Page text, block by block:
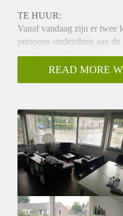
TE HUUR:
Vanaf vandaag zijn er twee
persoons studenthuis aan
Villapark te Eindhoven.
Het huis is gelegen in een
fietsen van het de TU, het
van alle gemakken, zoals
over een badkamer met
bbq.
Kosten:
Kamer 1: 13m2 voor 423€
Kamer 2: 14m2 voor 435€
Beide prijzen zijn exclusief
de wasmachine.
READ MORE